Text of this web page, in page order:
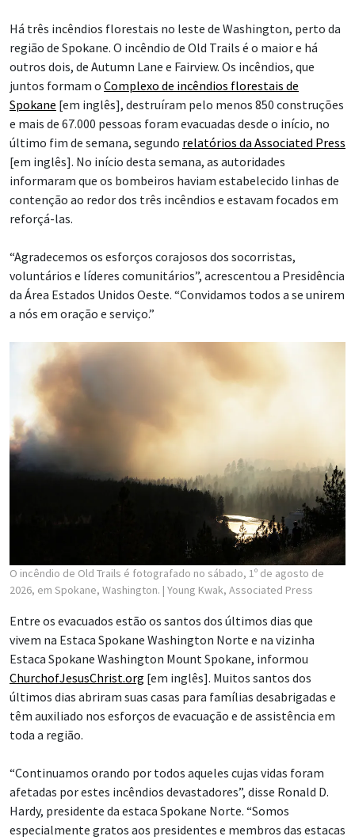
Há três incêndios florestais no leste de Washington, perto da
região de Spokane. O incêndio de Old Trails é o maior e há
outros dois, de Autumn Lane e Fairview. Os incêndios, que
juntos formam o Complexo de incêndios florestais de
Spokane [em inglês], destruíram pelo menos 850 construções
e mais de 67.000 pessoas foram evacuadas desde o início, no
último fim de semana, segundo relatórios da Associated Press
[em inglês]. No início desta semana, as autoridades
informaram que os bombeiros haviam estabelecido linhas de
contenção ao redor dos três incêndios e estavam focados em
reforçá-las.
“Agradecemos os esforços corajosos dos socorristas,
voluntários e líderes comunitários”, acrescentou a Presidência
da Área Estados Unidos Oeste. “Convidamos todos a se unirem
a nós em oração e serviço.”
O incêndio de Old Trails é fotografado no sábado, 1º de agosto de
2026, em Spokane, Washington. | Young Kwak, Associated Press
Entre os evacuados estão os santos dos últimos dias que
vivem na Estaca Spokane Washington Norte e na vizinha
Estaca Spokane Washington Mount Spokane, informou
ChurchofJesusChrist.org [em inglês]. Muitos santos dos
últimos dias abriram suas casas para famílias desabrigadas e
têm auxiliado nos esforços de evacuação e de assistência em
toda a região.
“Continuamos orando por todos aqueles cujas vidas foram
afetadas por estes incêndios devastadores”, disse Ronald D.
Hardy, presidente da estaca Spokane Norte. “Somos
especialmente gratos aos presidentes e membros das estacas